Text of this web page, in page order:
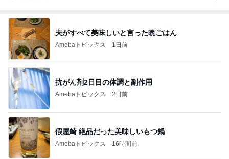
夫がすべて美味しいと言った晩ごはん
Amebaトピックス 1日前
抗がん剤2日目の体調と副作用
Amebaトピックス 2日前
假屋崎 絶品だった美味しいもつ鍋
Amebaトピックス 16時間前